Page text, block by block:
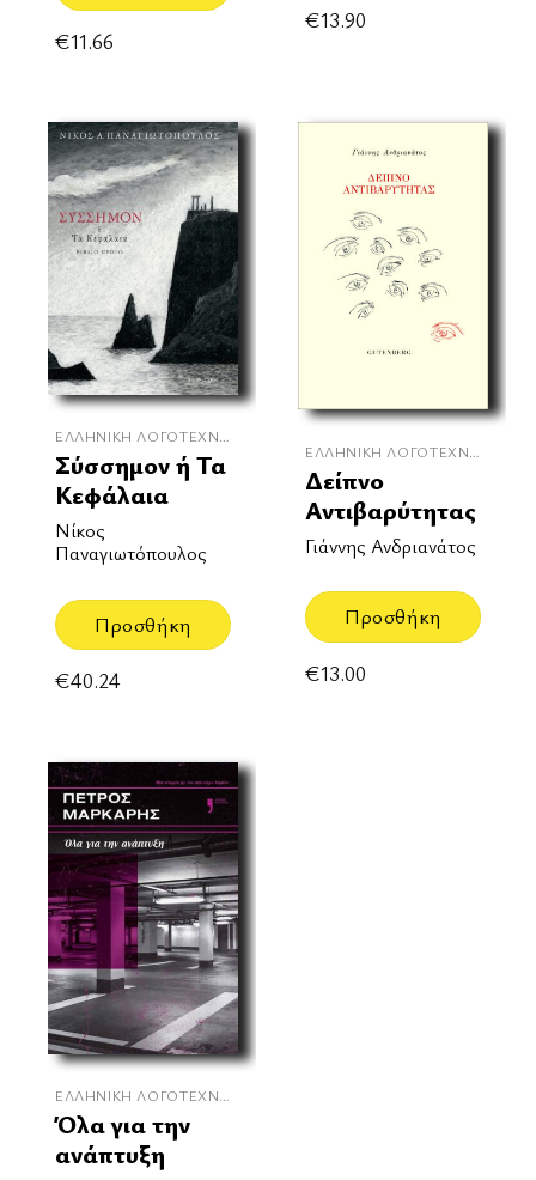
€11.66
€13.90
ΕΛΛΗΝΙΚΉ ΛΟΓΟΤΕΧΝΊΑ
Σύσσημον ή Τα
Κεφάλαια
Νίκος
Παναγιωτόπουλος
Προσθήκη
€40.24
ΕΛΛΗΝΙΚΉ ΛΟΓΟΤΕΧΝΊΑ
Δείπνο
Αντιβαρύτητας
Γιάννης Ανδριανάτος
Προσθήκη
€13.00
ΕΛΛΗΝΙΚΉ ΛΟΓΟΤΕΧΝΊΑ
Όλα για την
ανάπτυξη